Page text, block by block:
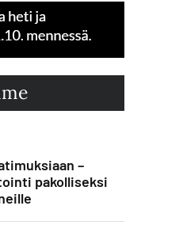
–
pakolliseksi